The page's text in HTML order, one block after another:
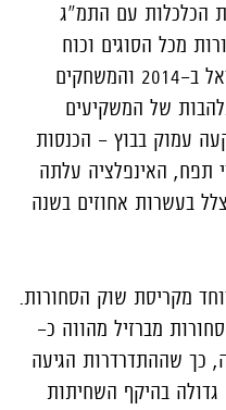
הכלכלות עם התמ"ג
מכל הסוגים וכוח
עבודה זול. הזכייה באירוח המונדיאל ב-2014 והמשחקים
הוסיפו להתלהבות של המשקיעים
עמוק בבוץ - הכנסות
תפח, האינפלציה עלתה
צלל בעשרות אחוזים בשנה
מקריסת שוק הסחורות.
מברזיל מהווה כ-
כך שההתדרדרות הגיעה
גדולה בהיקף השחיתות